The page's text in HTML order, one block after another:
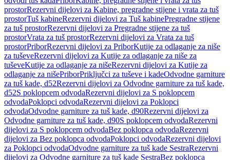
prostorRezervni dijelovi za Kabine, pregradne stijene i vrata za tuš
prostorTuš kabineRezervni dijelovi za Tuš kabinePregradne stijene
za tuš prostorRezervni dijelovi za Pregradne stijene za tuš
prostorVrata za tuš prostorRezervni dijelovi za Vrata za tuš
prostorPriborRezervni dijelovi za PriborKutije za odlaganje za niše
za tuševeRezervni dijelovi za Kutije za odlaganje za niše za
tuševeKutije za odlaganje za nišeRezervni dijelovi za Kutije za
odlaganje za nišePriborPriključci za tuševe i kadeOdvodne garniture
za tuš kade, d52Rezervni dijelovi za Odvodne garniture za tuš kade,
d52S poklopcem odvodaRezervni dijelovi za S poklopcem
odvodaPoklopci odvodaRezervni dijelovi za Poklopci
odvodaOdvodne garniture za tuš kade, d90Rezervni dijelovi za
Odvodne garniture za tuš kade, d90S poklopcem odvodaRezervni
dijelovi za S poklopcem odvodaBez poklopca odvodaRezervni
dijelovi za Bez poklopca odvodaPoklopci odvodaRezervni dijelovi
za Poklopci odvodaOdvodne garniture za tuš kade SestraRezervni
dijelovi za Odvodne garniture za tuš kade SestraBez poklopca